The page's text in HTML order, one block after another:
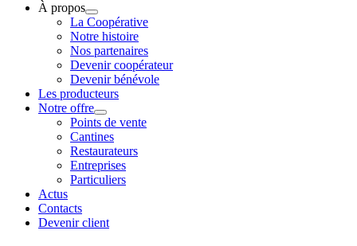
À propos
La Coopérative
Notre histoire
Nos partenaires
Devenir coopérateur
Devenir bénévole
Les producteurs
Notre offre
Points de vente
Cantines
Restaurateurs
Entreprises
Particuliers
Actus
Contacts
Devenir client